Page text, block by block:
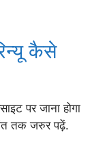
कैसे
पर जाना होगा
तक जरुर पढ़ें.